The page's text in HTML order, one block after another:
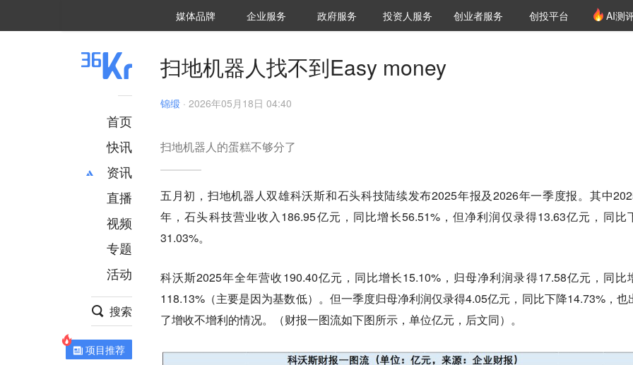
媒体品牌 36Kr研究院
企业服务 城市之窗
政府服务 VClub投资机构库
投资机构职位推介
投资人服务 创投氪堂
创业者服务 创投平台 AI测
首页
快讯
资讯
推荐
财经
项目推荐
安徽
直播
视频
专题
活动
搜索
项目推荐
扫地机器人找不到Easy money
锦缎 · 2026年05月18日 04:40
扫地机器人的蛋糕不够分了
五月初，扫地机器人双雄科沃斯和石头科技陆续发布2025年报及2026年一季度报。其中
年，石头科技营业收入186.95亿元，同比增长56.51%，但净利润仅录得13.63亿元，同比
31.03%。
科沃斯2025年全年营收190.40亿元，同比增长15.10%，归母净利润录得17.58亿元，同比
118.13%（主要是因为基数低）。但一季度归母净利润仅录得4.05亿元，同比下降14.73%，也
了增收不增利的情况。（财报一图流如下图所示，单位亿元，后文同）。